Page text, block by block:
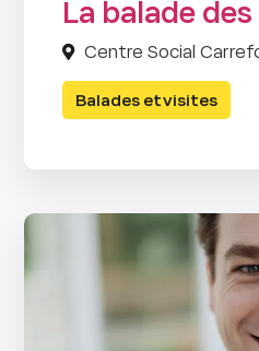
La balade
Centre Social
Balades et visites